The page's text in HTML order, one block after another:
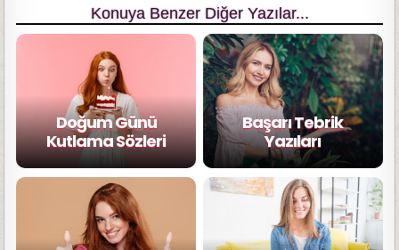
Konuya Benzer Diğer Yazılar...
Doğum Günü
Kutlama Sözleri
Başarı Tebrik
Yazıları